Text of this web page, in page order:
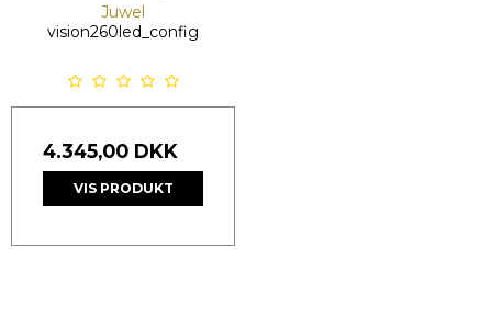
Juwel
vision260led_config
4.345,00 DKK
VIS PRODUKT